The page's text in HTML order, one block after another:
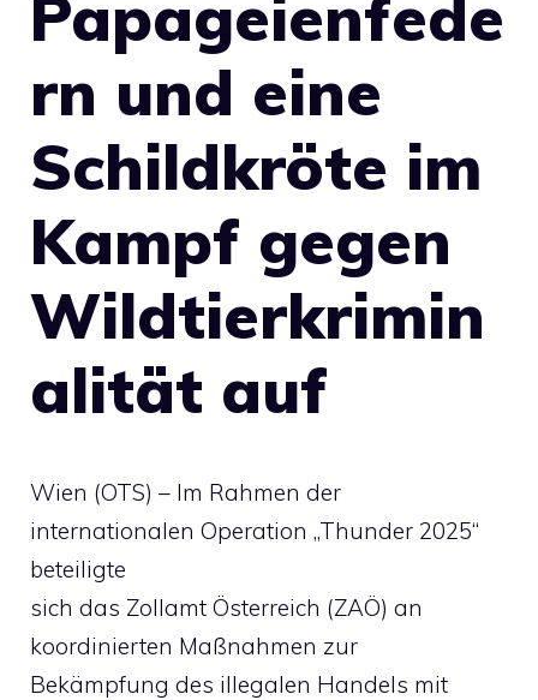
Papageienfede
rn und eine
Schildkröte im
Kampf gegen
Wildtierkrimin
alität auf
Wien (OTS) – Im Rahmen der
internationalen Operation „Thunder 2025“
beteiligte
sich das Zollamt Österreich (ZAÖ) an
koordinierten Maßnahmen zur
Bekämpfung des illegalen Handels mit